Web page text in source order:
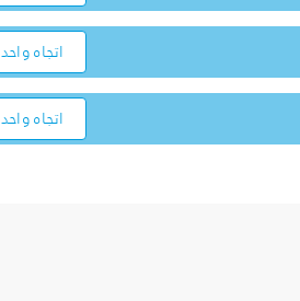
اتجاه واحد
اتجاه واحد